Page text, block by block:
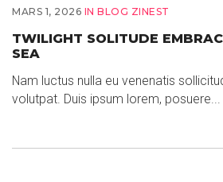
MARS 1, 2026 IN BLOG ZINEST
TWILIGHT SOLITUDE
SEA
Nam luctus nulla eu venenatis
volutpat. Duis ipsum lorem, posuere...